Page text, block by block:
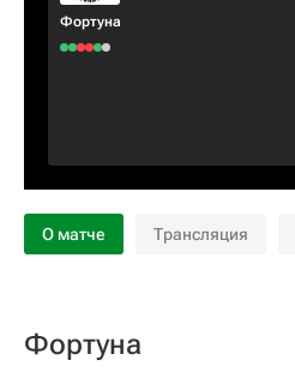
Фортуна
О матче Трансляция
Фортуна